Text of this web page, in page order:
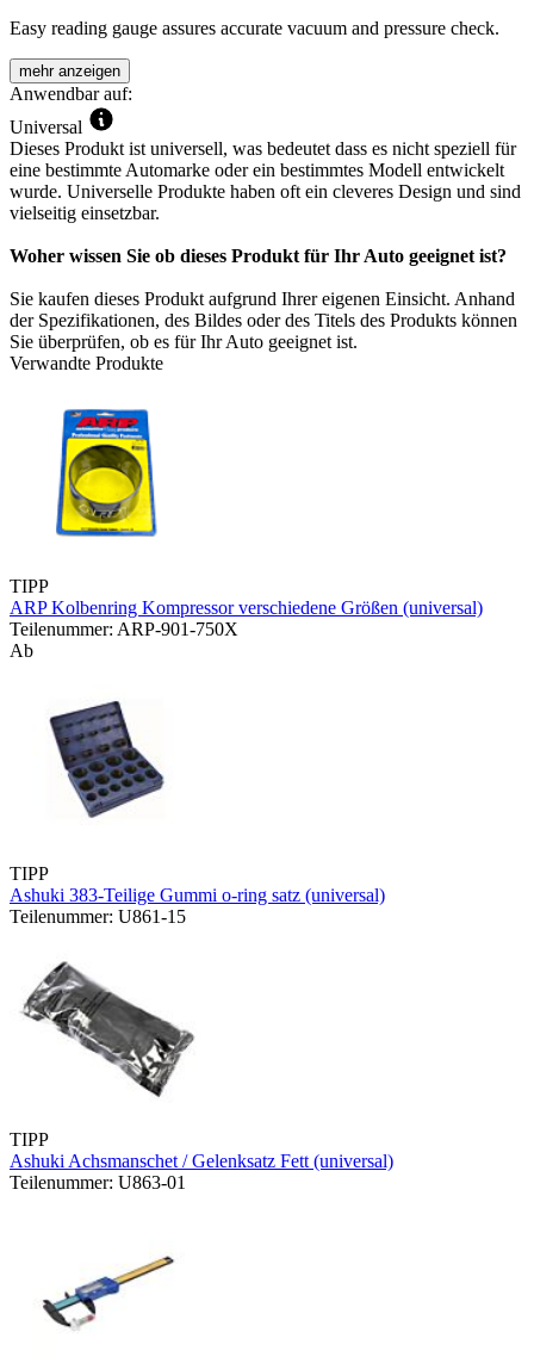
Easy reading gauge assures accurate vacuum and pressure check.
mehr anzeigen
Anwendbar auf:
Universal
Dieses Produkt ist universell, was bedeutet dass es nicht speziell für
eine bestimmte Automarke oder ein bestimmtes Modell entwickelt
wurde. Universelle Produkte haben oft ein cleveres Design und sind
vielseitig einsetzbar.
Woher wissen Sie ob dieses Produkt für Ihr Auto geeignet ist?
Sie kaufen dieses Produkt aufgrund Ihrer eigenen Einsicht. Anhand
der Spezifikationen, des Bildes oder des Titels des Produkts können
Sie überprüfen, ob es für Ihr Auto geeignet ist.
Verwandte Produkte
TIPP
ARP Kolbenring Kompressor verschiedene Größen (universal)
Teilenummer: ARP-901-750X
Ab
TIPP
Ashuki 383-Teilige Gummi o-ring satz (universal)
Teilenummer: U861-15
TIPP
Ashuki Achsmanschet / Gelenksatz Fett (universal)
Teilenummer: U863-01